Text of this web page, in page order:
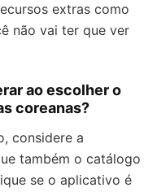
extras como
não vai ter que ver
ao escolher o
coreanas?
considere a
também o catálogo
se o aplicativo é